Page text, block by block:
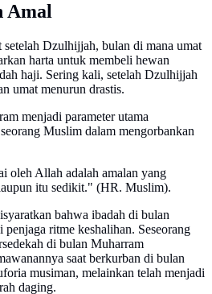
Amal
Dzulhijjah, bulan di mana umat
harta untuk membeli hewan
haji. Sering kali, setelah Dzulhijjah
umat menurun drastis.
menjadi parameter utama
Muslim dalam mengorbankan
oleh Allah adalah amalan yang
itu sedikit." (HR. Muslim).
bahwa ibadah di bulan
ritme keshalihan. Seseorang
di bulan Muharram
saat berkurban di bulan
musiman, melainkan telah menjadi
daging.